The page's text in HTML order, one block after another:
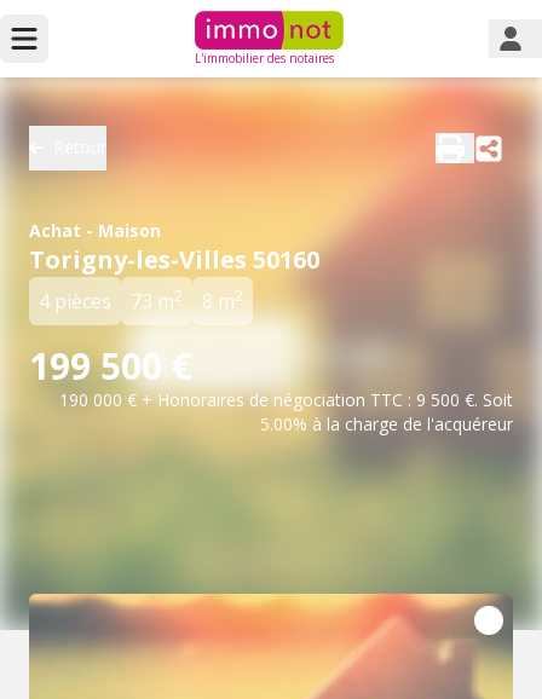
L'immobilier des notaires
Achat - Maison
Torigny-les-Villes 50160
4 pièces 73 m2 8 m2
199 500 €
190 000 € + Honoraires de négociation TTC : 9 500 €. Soit
5.00% à la charge de l'acquéreur